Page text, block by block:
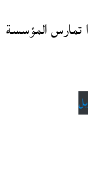
تمارس المؤسسة